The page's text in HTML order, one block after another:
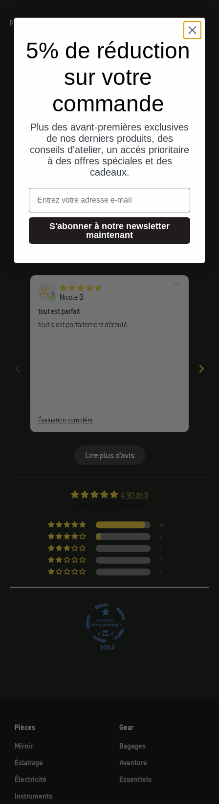
RECOMMANDATIONS
Expédition depuis les États-Unis
Une livraison rapide et directe à votre adresse.
Aller à l'élément 1
Aller à l'élément 2
Aller à l'élément 3
N Nicole B.
tout est parfait
tout s'est parfaitement déroulé
Évaluation complète
Lire plus d'avis
4.90 de 5
18
2
0
0
0
100.0
Pièces
Miroir
Éclairage
Électricité
Instruments
Gear
Bagages
Aventure
Essentiels
5% de réduction
sur votre
commande
Plus des avant-premières exclusives
de nos derniers produits, des
conseils d'atelier, un accès prioritaire
à des offres spéciales et des
cadeaux.
Email
S'abonner à notre newsletter
maintenant